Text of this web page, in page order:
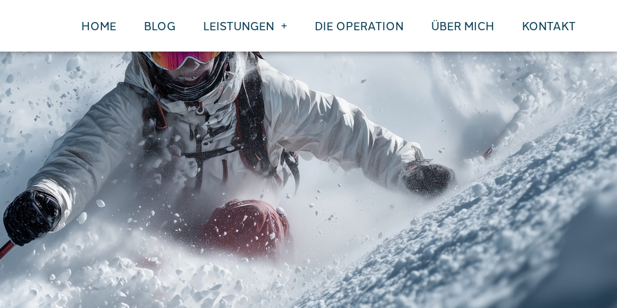
HOME BLOG LEISTUNGEN DIE OPERATION ÜBER MICH KONTAKT